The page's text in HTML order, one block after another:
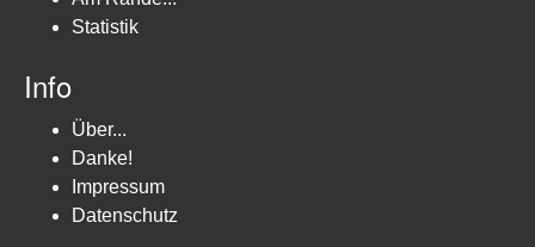
Statistik
Info
Über...
Danke!
Impressum
Datenschutz